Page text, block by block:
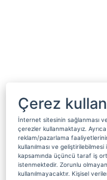
Çerez
İnternet sitesinin sağlanması
çerezler kullanmaktayız.
reklam/pazarlama
kullanılması ve
kapsamında üçüncü taraf iş
istenmektedir. Zorunlu
kullanılmayacaktır. Kişisel